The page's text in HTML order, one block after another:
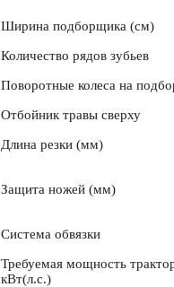
Ширина подборщика (см)
Количество рядов зубьев
Поворотные колеса на
Отбойник травы сверху
Длина резки (мм)
Защита ножей (мм)
Система обвязки
Требуемая мощность
кВт(л.с.)